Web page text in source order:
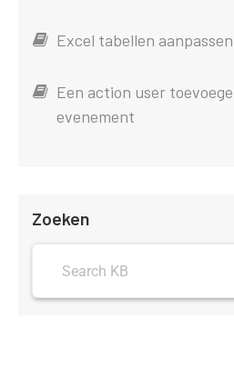
Excel tabellen
Een action user
evenement
Zoeken